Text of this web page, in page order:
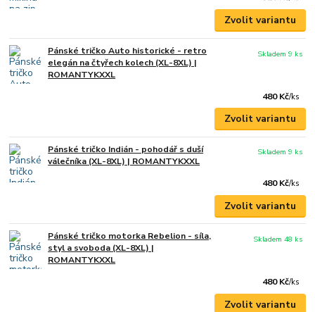
Zvolit variantu
Pánské tričko Auto historické - retro
elegán na čtyřech kolech (XL-8XL) |
ROMANTYKXXL
480 Kč/ks
Skladem 9 ks
Zvolit variantu
Pánské tričko Indián - pohodář s duší
válečníka (XL-8XL) | ROMANTYKXXL
480 Kč/ks
Skladem 9 ks
Zvolit variantu
Pánské tričko motorka Rebelion - síla,
styl a svoboda (XL-8XL) |
ROMANTYKXXL
480 Kč/ks
Skladem 48 ks
Zvolit variantu